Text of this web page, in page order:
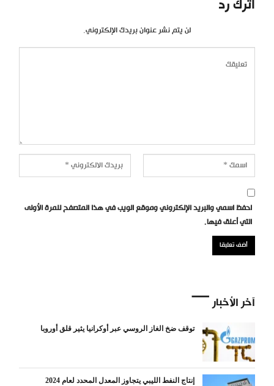
اترك رد
لن يتم نشر عنوان بريدك الإلكتروني.
احفظ اسمي والبريد الإلكتروني وموقع الويب في هذا المتصفح للمرة الأولى
التي أعلق فيها.
آخر الأخبار
توقف ضخ الغاز الروسي عبر أوكرانيا يثير قلق أوروبا
إنتاج النفط الليبي يتجاوز المعدل المحدد لعام 2024